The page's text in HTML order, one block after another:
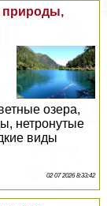
природы,
озера,
нетронутые
виды
02 07 2026 8:33:42